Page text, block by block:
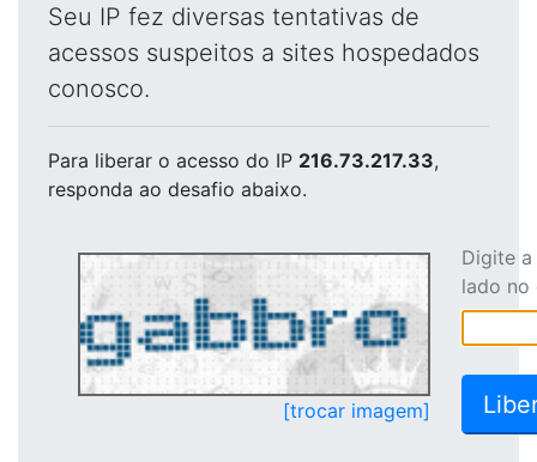
Seu IP fez diversas tentativas de
acessos suspeitos a sites hospedados
conosco.
Para liberar o acesso do IP 216.73.217.33,
responda ao desafio abaixo.
[trocar imagem]
Digite
lado no